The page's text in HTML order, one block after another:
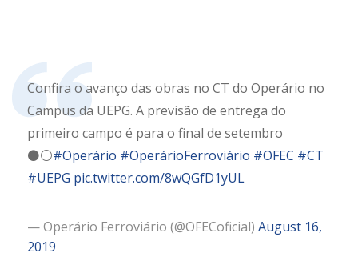
Confira o avanço das obras no CT do Operário no
Campus da UEPG. A previsão de entrega do
primeiro campo é para o final de setembro
⚫⚪#Operário #OperárioFerroviário #OFEC #CT
#UEPG pic.twitter.com/8wQGfD1yUL
— Operário Ferroviário (@OFECoficial) August 16,
2019